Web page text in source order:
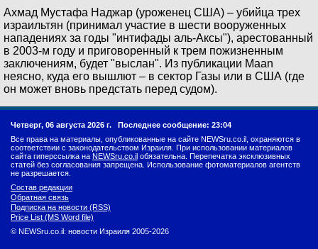
Ахмад Мустафа Наджар (уроженец США) – убийца трех
израильтян (принимал участие в шести вооруженных
нападениях за годы "интифады аль-Аксы"), арестованный
в 2003-м году и приговоренный к трем пожизненным
заключениям, будет "выслан". Из публикации Maan
неясно, куда его вышлют – в сектор Газы или в США (где
он может вновь предстать перед судом).
Четверг, 06 августа 2026 г.
Последнее сообщение: 23:04
Все права на материалы, опубликованные на сайте NEWSru.co.il, охраняются в
соответствии с законодательством Израиля. При использовании материалов
сайта гиперссылка на NEWSru.co.il обязательна. Перепечатка эксклюзивных
статей без согласования запрещена. Использование фотоматериалов агентств
не разрешается.
Состав редакции
Обратная связь
Подписка на новости (RSS)
Price List (MS Word file)
© NEWSru.co.il: новости Израиля 2005-2026